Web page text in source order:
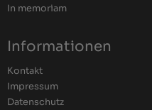
In memoriam
Informationen
Kontakt
Impressum
Datenschutz